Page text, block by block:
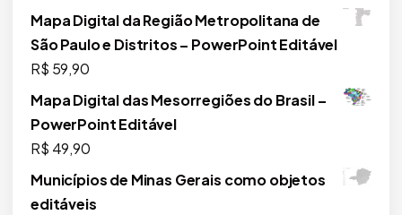
Mapa Digital da Região Metropolitana de
São Paulo e Distritos – PowerPoint Editável
R$ 59,90
Mapa Digital das Mesorregiões do Brasil –
PowerPoint Editável
R$ 49,90
Municípios de Minas Gerais como objetos
editáveis